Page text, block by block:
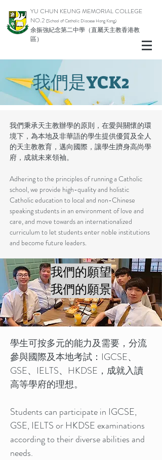
YU CHUN KEUNG MEMORIAL COLLEGE
NO.2 (School of Catholic Diocese Hong Kong)
余振強紀念第二中學（直屬天主教香港教
區）
我們是YCK2
我們秉承天主教辦學的原則，在愛與關懷的環
境下，為本地及非華語的學生提供優質及全人
的天主教教育，邁向國際，讓學生躋身高尚學
府，成就未來領袖。
Adhering to the principles of running a Catholic
school, we provide high-quality and holistic
Catholic education to local and non-Chinese
speaking students in an environment of love and
care, and move towards an internationalized
curriculum to let students enter noble institutions
and become future leaders.
我們的願望
我們的願景
學生可按多元的能力及需要，分流
參與國際及本地考試：IGCSE、
GSE、IELTS、HKDSE，成就入讀
高等學府的理想。
Students can participate in IGCSE,
GSE, IELTS or HKDSE examinations
according to their diverse abilities and
needs.